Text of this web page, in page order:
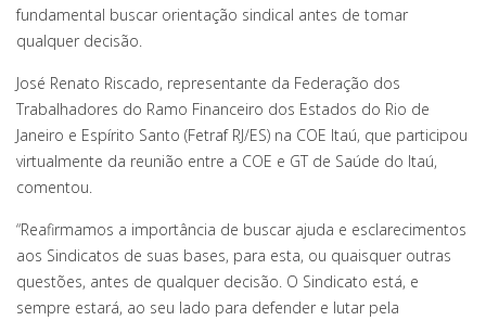
fundamental buscar orientação sindical antes de tomar
qualquer decisão.
José Renato Riscado, representante da Federação dos
Trabalhadores do Ramo Financeiro dos Estados do Rio de
Janeiro e Espírito Santo (Fetraf RJ/ES) na COE Itaú, que participou
virtualmente da reunião entre a COE e GT de Saúde do Itaú,
comentou.
“Reafirmamos a importância de buscar ajuda e esclarecimentos
aos Sindicatos de suas bases, para esta, ou quaisquer outras
questões, antes de qualquer decisão. O Sindicato está, e
sempre estará, ao seu lado para defender e lutar pela